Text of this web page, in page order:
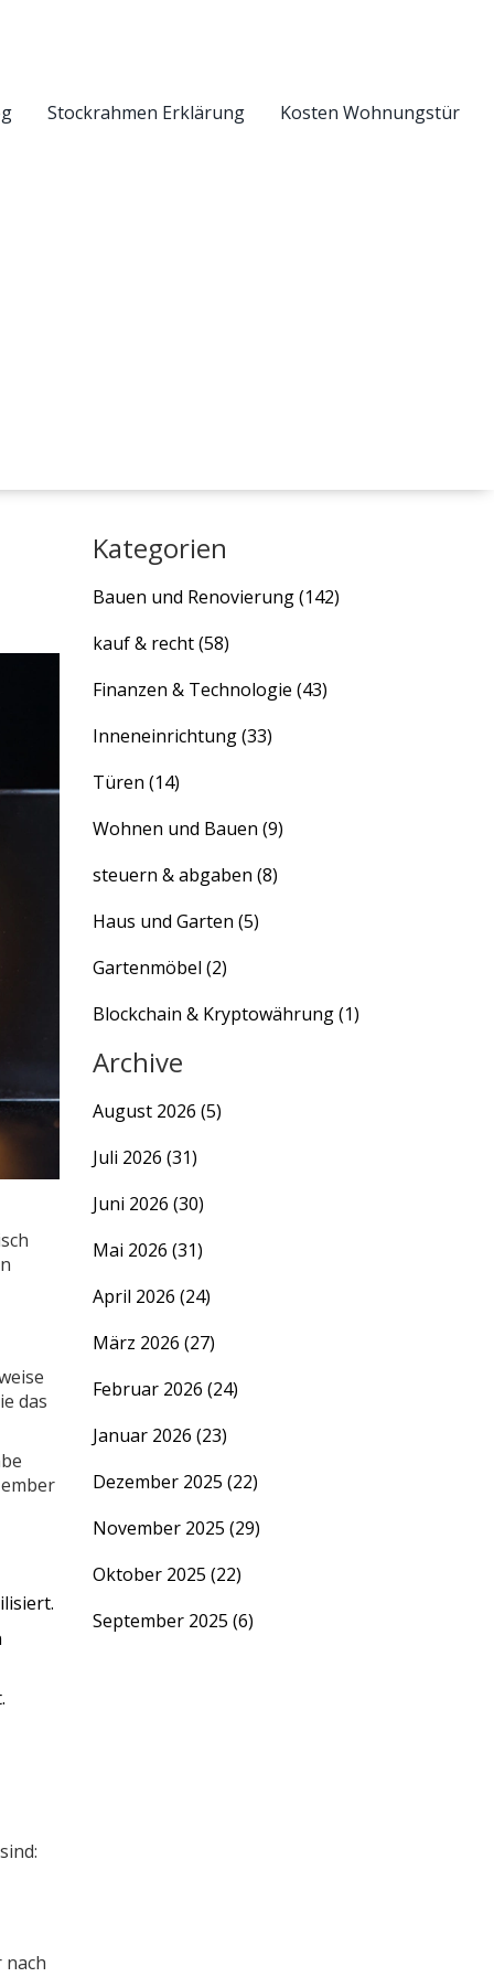
Stockrahmen Erklärung Kosten Wohnungstür
das
Kategorien
Bauen und Renovierung(142)
kauf & recht(58)
Finanzen & Technologie (43)
Inneneinrichtung(33)
Türen (14)
Wohnen und Bauen (9)
steuern & abgaben (8)
Haus und Garten (5)
Gartenmöbel (2)
Blockchain & Kryptowährung(1)
Archive
August 2026 (5)
Juli 2026 (31)
Juni 2026 (30)
Mai 2026 (31)
April 2026 (24)
März 2026 (27)
Februar 2026 (24)
Januar 2026 (23)
Dezember 2025 (22)
November 2025 (29)
Oktober 2025 (22)
September 2025 (6)